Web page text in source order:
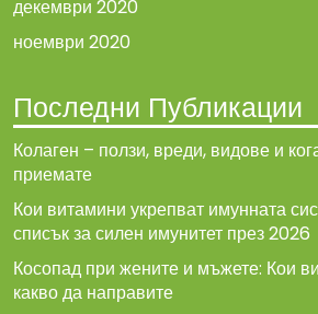
декември 2020
ноември 2020
Последни Публикации
Колаген – ползи, вреди, видове и
приемате
Кои витамини укрепват имунната
списък за силен имунитет през 2026
Косопад при жените и мъжете: Кои
какво да направите